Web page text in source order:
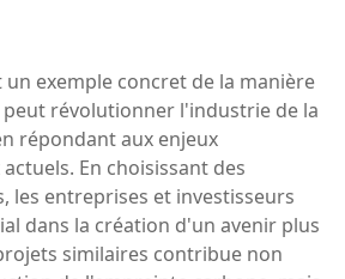
un exemple concret de la manière
révolutionner l'industrie de la
répondant aux enjeux
En choisissant des
les entreprises et investisseurs
dans la création d'un avenir plus
similaires contribue non